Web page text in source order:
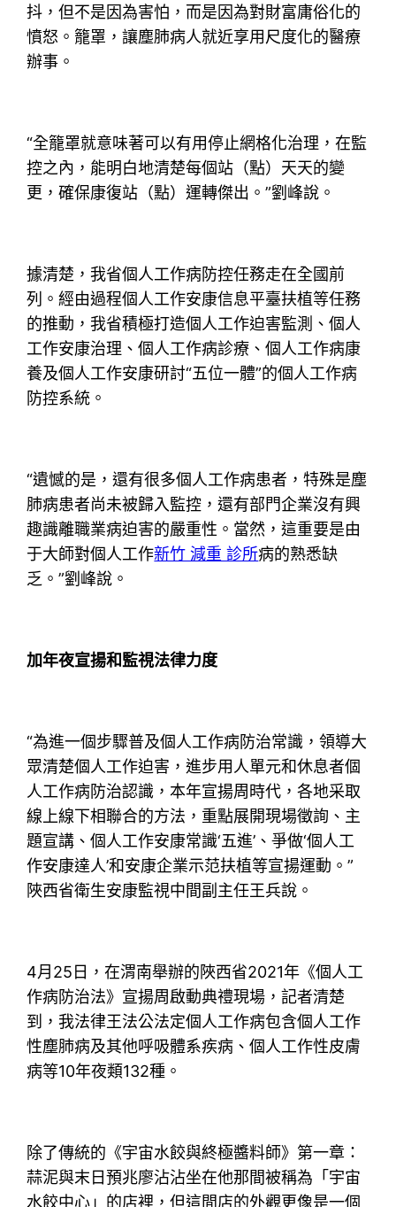
抖，但不是因為害怕，而是因為對財富庸俗化的
憤怒。籠罩，讓塵肺病人就近享用尺度化的醫療
辦事。
“全籠罩就意味著可以有用停止網格化治理，在監
控之內，能明白地清楚每個站（點）天天的變
更，確保康復站（點）運轉傑出。”劉峰說。
據清楚，我省個人工作病防控任務走在全國前
列。經由過程個人工作安康信息平臺扶植等任務
的推動，我省積極打造個人工作迫害監測、個人
工作安康治理、個人工作病診療、個人工作病康
養及個人工作安康研討“五位一體”的個人工作病
防控系統。
“遺憾的是，還有很多個人工作病患者，特殊是塵
肺病患者尚未被歸入監控，還有部門企業沒有興
趣識離職業病迫害的嚴重性。當然，這重要是由
于大師對個人工作新竹 減重 診所病的熟悉缺
乏。”劉峰說。
加年夜宣揚和監視法律力度
“為進一個步驟普及個人工作病防治常識，領導大
眾清楚個人工作迫害，進步用人單元和休息者個
人工作病防治認識，本年宣揚周時代，各地采取
線上線下相聯合的方法，重點展開現場徵詢、主
題宣講、個人工作安康常識‘五進’、爭做‘個人工
作安康達人’和安康企業示范扶植等宣揚運動。”
陜西省衛生安康監視中間副主任王兵說。
4月25日，在渭南舉辦的陜西省2021年《個人工
作病防治法》宣揚周啟動典禮現場，記者清楚
到，我法律王法公法定個人工作病包含個人工作
性塵肺病及其他呼吸體系疾病、個人工作性皮膚
病等10年夜類132種。
除了傳統的《宇宙水餃與終極醬料師》第一章：
蒜泥與末日預兆廖沾沾坐在他那間被稱為「宇宙
水餃中心」的店裡，但這間店的外觀更像是一個